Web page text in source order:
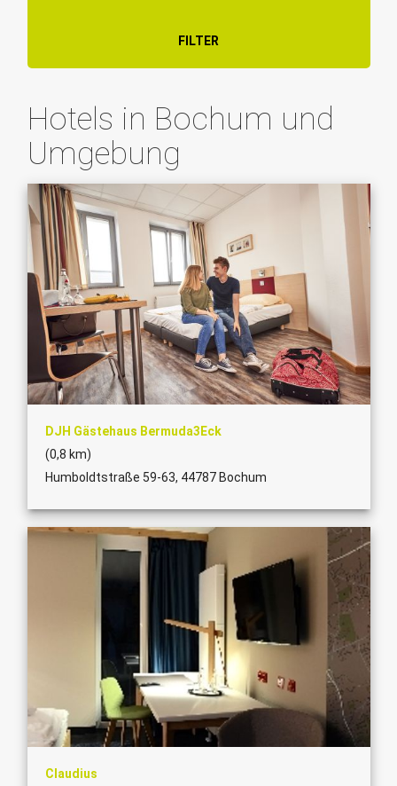
FILTER
Hotels in Bochum und
Umgebung
DJH Gästehaus Bermuda3Eck
(0,8 km)
Humboldtstraße 59-63, 44787 Bochum
Claudius